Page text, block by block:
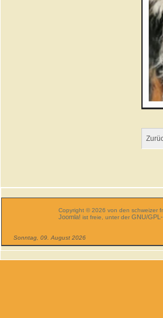
Copyright © 2026 von den schweizer
Joomla! ist freie, unter derGNU/
Sonntag, 09. August 2026